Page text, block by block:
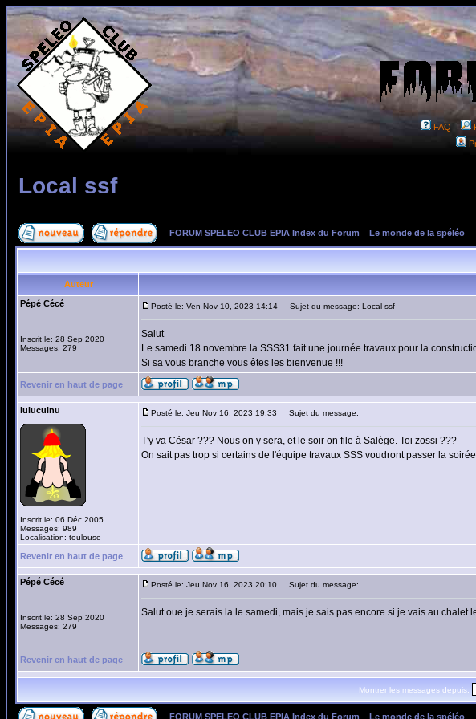
FAQ
Local ssf
FORUM SPELEO CLUB EPIA Index du Forum Le monde de la spéléo
Auteur
Pépé Cécé
Inscrit le: 28 Sep 2020
Messages: 279
Posté le: Ven Nov 10, 2023 14:14 Sujet du message: Local ssf
Salut
Le samedi 18 novembre la SSS31 fait une journée travaux pour la
Si sa vous branche vous êtes les bienvenue !!!
Revenir en haut de page
luluculnu
Inscrit le: 06 Déc 2005
Messages: 989
Localisation: toulouse
Posté le: Jeu Nov 16, 2023 19:33 Sujet du message:
T'y va César ??? Nous on y sera, et le soir on file à Salège. Toi zossi ???
On sait pas trop si certains de l'équipe travaux SSS voudront passer la
Revenir en haut de page
Pépé Cécé
Inscrit le: 28 Sep 2020
Messages: 279
Posté le: Jeu Nov 16, 2023 20:10 Sujet du message:
Salut oue je serais la le samedi, mais je sais pas encore si je vais au chalet
Revenir en haut de page
Montrer les messages depuis:
FORUM SPELEO CLUB EPIA Index du Forum Le monde de la spéléo